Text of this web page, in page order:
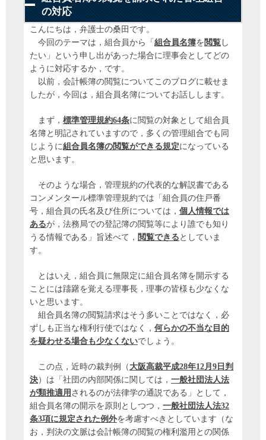
の対応
こんにちは，弁護士の桑田です。
今回のテーマは，組合員から「 組合員名簿を 閲覧 し
たい」という申し出があった場合に理事会としてどの
ように対応するか，です。
以前，会計帳簿の閲覧についてこのブログに載せま
したが，今回は，組合員名簿についてお話しします。
まず， 標準管理規約64条に閲覧の対象として組合員
名簿と明記されていますので，多くの管理組合でも同
じように組合員名簿の閲覧ができる規定になっている
と思います。
そのような場合，管理規約の代表的な解説書である
コンメンタール標準管理規約では「組合員の住戸番
号，組合員の氏名及び住所については， 個人情報では
あるが，法務局での登記簿の閲覧等により誰でも知り
うる情報である」旨述べて， 閲覧できる としていま
す。
とはいえ，組合員に無限定に組合員名簿を開示する
ことには躊躇を覚える理事長，理事の皆様も少なくな
いと思います。
組合員名簿の閲覧請求はそう多いことではなく，必
ずしも正当な権利行使ではなく， 何らかの不当な目的
を疑わせる場合も少なくないでしょう。
この点，近時の裁判例（ 大阪高裁平成28年12月9日判
決）は「社団の内部関係に関しては， 一般社団法人法
が類推適用 されるのが法律学の通説である」として，
組合員名簿の開示を原則としつつ， 一般社団法人法32
条3項に規定された例外を考慮すべきとしています（な
お，判決の文脈は会計帳簿の閲覧の権利濫用との関係